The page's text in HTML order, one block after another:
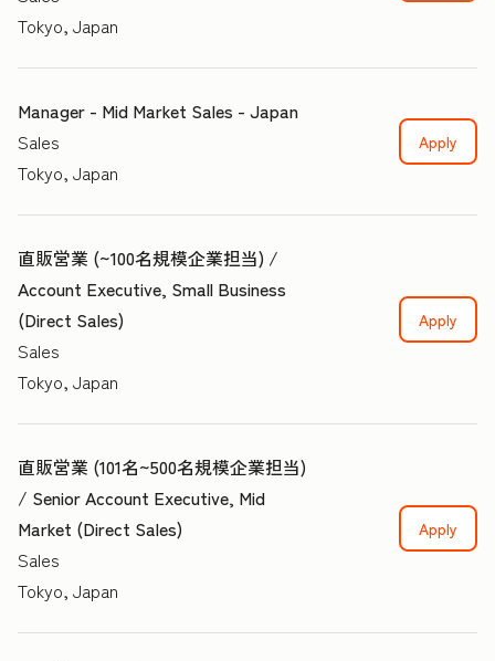
Tokyo, Japan
Manager - Mid Market Sales - Japan
Sales
Tokyo, Japan
Apply
直販営業 (~100名規模企業担当) /
Account Executive, Small Business
(Direct Sales)
Sales
Tokyo, Japan
Apply
直販営業 (101名~500名規模企業担当)
/ Senior Account Executive, Mid
Market (Direct Sales)
Sales
Tokyo, Japan
Apply